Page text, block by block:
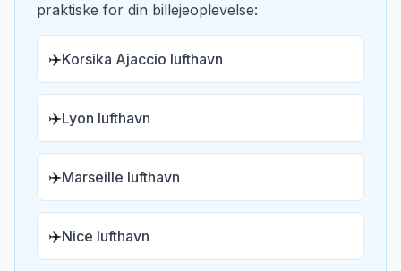
praktiske for din billejeoplevelse:
✈️Korsika Ajaccio lufthavn
✈️Lyon lufthavn
✈️Marseille lufthavn
✈️Nice lufthavn